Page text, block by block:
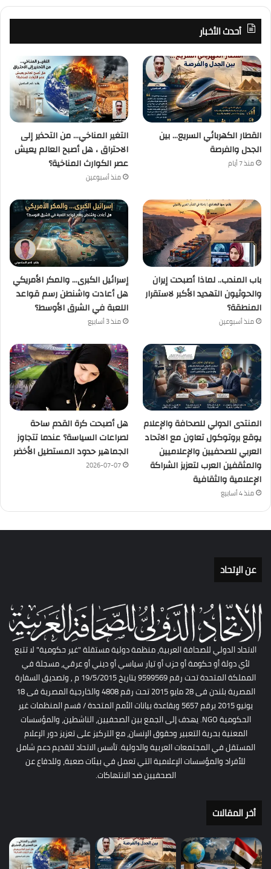
أحدث الأخبار
القطار الكهربائي السريع… بين
الجدل والفرصة
منذ 7 أيام
التغير المناخي… من التحذير إلى
الاحتراق ، هل أصبح العالم يعيش
عصر الكوارث المناخية؟
منذ أسبوعين
باب المندب.. لماذا أصبحت إيران
والحوثيون التهديد الأكبر لاستقرار
المنطقة؟
منذ أسبوعين
إسرائيل الكبرى… والمكر الأمريكي
هل أعادت واشنطن رسم قواعد
اللعبة في الشرق الأوسط؟
منذ 3 أسابيع
المنتدى الدولي للصحافة والإعلام
يوقع بروتوكول تعاون مع الاتحاد
العربي للصحفيين والإعلاميين
والمثقفين العرب لتعزيز الشراكة
الإعلامية والثقافية
منذ 4 أسابيع
هل أصبحت كرة القدم ساحة
لصراعات السياسة؟ عندما تتجاوز
الجماهير حدود المستطيل الأخضر
2026-07-07
عن الإتحاد
الاتحاد الدولي للصحافة العربية، منظمة دولية مستقلة "غير حكومية" لا تتبع
لأي دولة أو حكومة أو حزب أو تيار سياسي أو ديني أو عرقي، مسجلة في
المملكة المتحدة تحت رقم 9599569 بتاريخ 19/5/2015 م , وتصديق السفارة
المصرية بلندن فى 28 مايو 2015 تحت رقم 4808 والخارجية المصرية فى 18
يونيو 2015 برقم 5657 وبقاعدة بيانات الأمم المتحدة / قسم المنظمات غير
الحكومية NGO. يهدف إلى الجمع بين الصحفيين، الناشطين، والمؤسسات
المعنية بحرية التعبير وحقوق الإنسان، مع التركيز على تعزيز دور الإعلام
المستقل في المجتمعات العربية والدولية. تأسس الاتحاد لتقديم دعم شامل
للأفراد والمؤسسات الإعلامية التي تعمل في بيئات صعبة، وللدفاع عن
الصحفيين ضد الانتهاكات.
أخر المقالات